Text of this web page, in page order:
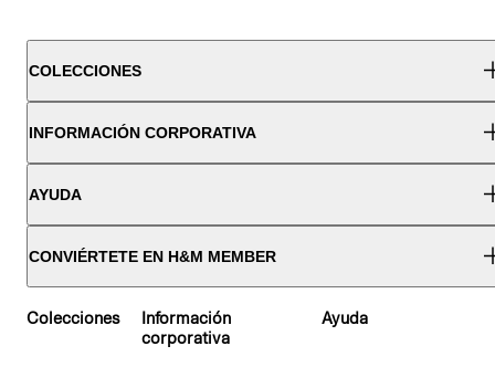
COLECCIONES
INFORMACIÓN CORPORATIVA
AYUDA
CONVIÉRTETE EN H&M MEMBER
Colecciones
Información
corporativa
Ayuda